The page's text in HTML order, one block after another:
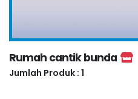
Rumah cantik bunda
Jumlah Produk : 1